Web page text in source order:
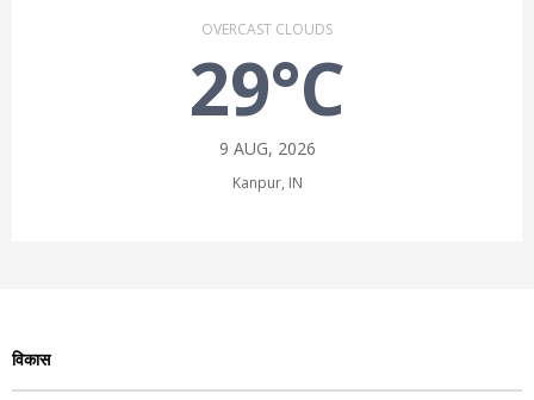
OVERCAST CLOUDS
29°C
9 AUG, 2026
Kanpur, IN
विकास